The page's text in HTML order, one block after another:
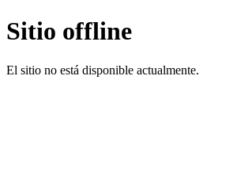
Sitio offline
El sitio no está disponible actualmente.